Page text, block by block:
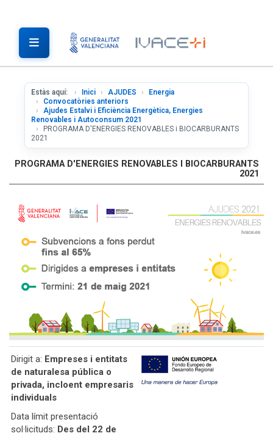
Estàs aquí: Inici AJUDES
Energia
Convocatòries anteriors
Ajudes Estalvi i Eficiència Energètica, Energies
Renovables i Autoconsum 2021
PROGRAMA D'ENERGIES RENOVABLES i BIOCARBURANTS
2021
PROGRAMA D'ENERGIES RENOVABLES I BIOCARBURANTS
2021
Dirigit a: Empreses i entitats
de naturalesa pública o
privada, incloent empresaris
individuals
Data límit presentació
sol·licituds: Des del 22 de